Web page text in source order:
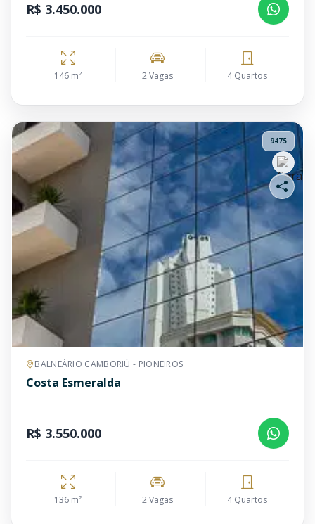
R$ 3.450.000
146 m² 2 Vagas 4 Quartos
9475
BALNEÁRIO CAMBORIÚ - PIONEIROS
Costa Esmeralda
R$ 3.550.000
136 m² 2 Vagas 4 Quartos